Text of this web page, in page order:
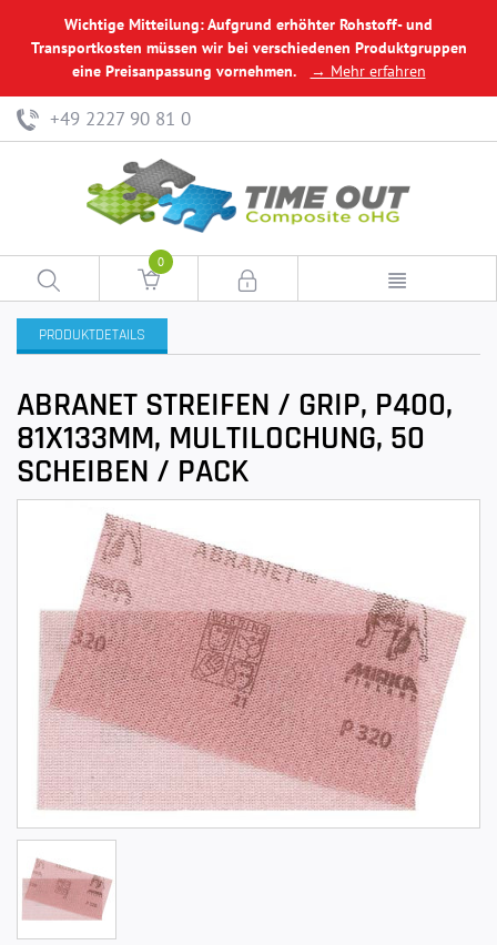
Wichtige Mitteilung: Aufgrund erhöhter Rohstoff- und
Transportkosten müssen wir bei verschiedenen Produktgruppen
eine Preisanpassung vornehmen.
→ Mehr erfahren
+49 2227 90 81 0
0
PRODUKTDETAILS
ABRANET STREIFEN / GRIP, P400,
81X133MM, MULTILOCHUNG, 50
SCHEIBEN / PACK